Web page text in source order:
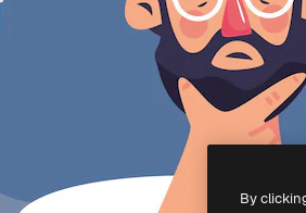
API
मोबाइल ऐप
सभी फ्रीपिक
Freepik Company S.L.U. सर्वाधिकार सुरक्षित
By